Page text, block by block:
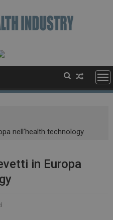
nell’health technology
in Europa